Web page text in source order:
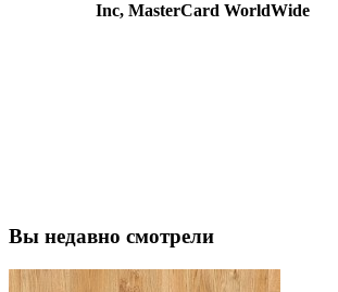
Inc, MasterCard WorldWide
Вы недавно смотрели